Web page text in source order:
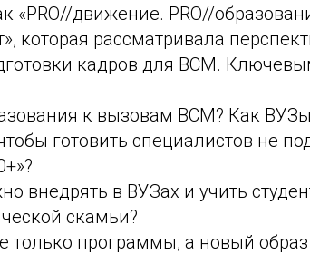
«PRO//движение. PRO//
которая рассматривала
кадров для ВСМ.
к вызовам ВСМ? Как
готовить специалистов не
внедрять в ВУЗах и учить
скамьи?
только программы, а новый